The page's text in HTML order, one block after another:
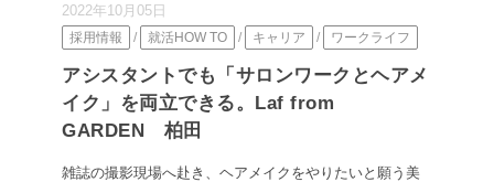
2022年10月05日
採用情報 / 就活HOW TO / キャリア / ワークライフ
アシスタントでも「サロンワークとヘアメ
イク」を両立できる。Laf from
GARDEN 柏田
雑誌の撮影現場へ赴き、ヘアメイクをやりたいと願う美